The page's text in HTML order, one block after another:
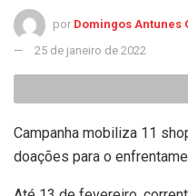
por Domingos Antunes
25 de janeiro de 2022
Campanha mobiliza 11
doações para o